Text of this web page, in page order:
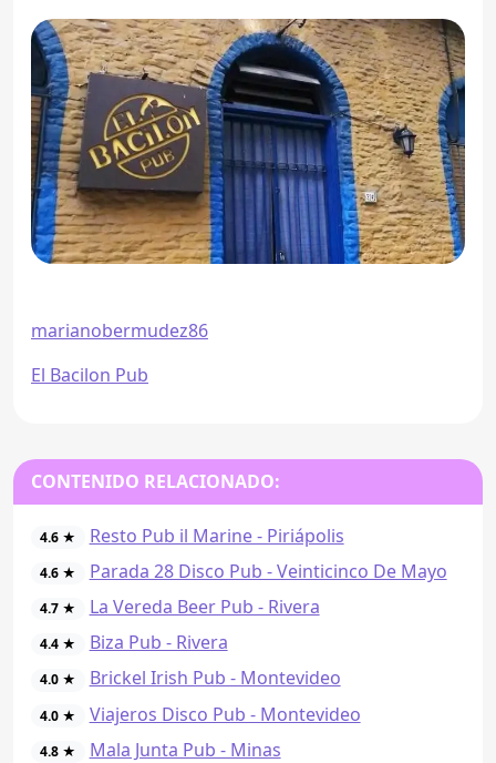
marianobermudez86
El Bacilon Pub
CONTENIDO RELACIONADO:
4.6 ★ Resto Pub il Marine - Piriápolis
4.6 ★ Parada 28 Disco Pub - Veinticinco De Mayo
4.7 ★ La Vereda Beer Pub - Rivera
4.4 ★ Biza Pub - Rivera
4.0 ★ Brickel Irish Pub - Montevideo
4.0 ★ Viajeros Disco Pub - Montevideo
4.8 ★ Mala Junta Pub - Minas